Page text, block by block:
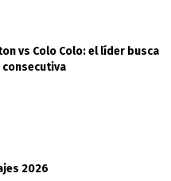
vs Colo Colo: el líder busca
2026